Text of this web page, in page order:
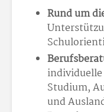
Rund um
Studium,
und